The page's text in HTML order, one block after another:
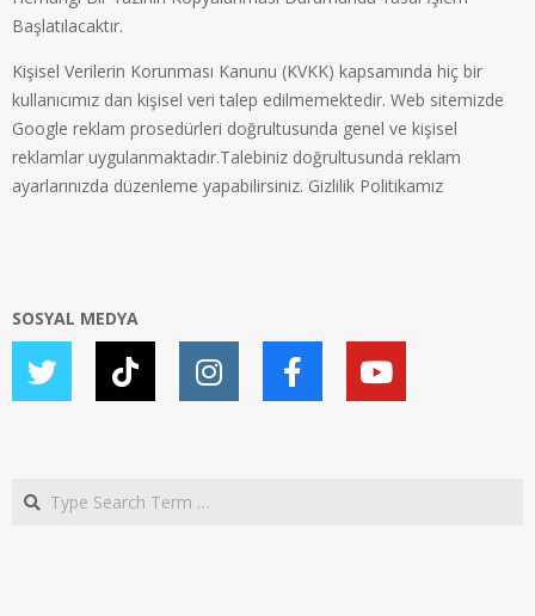
Başlatılacaktır.
Kişisel Verilerin Korunması Kanunu (KVKK) kapsamında hiç bir
kullanıcımız dan kişisel veri talep edilmemektedir. Web sitemizde
Google reklam prosedürleri doğrultusunda genel ve kişisel
reklamlar uygulanmaktadır.Talebiniz doğrultusunda reklam
ayarlarınızda düzenleme yapabilirsiniz. Gizlilik Politikamız
SOSYAL MEDYA
Search